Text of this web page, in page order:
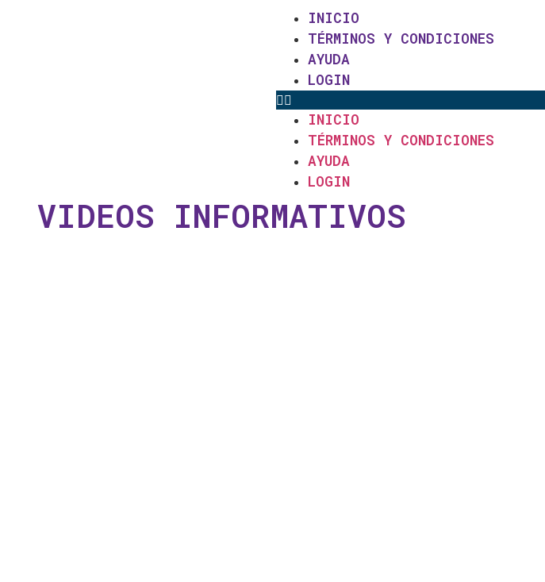
INICIO
TÉRMINOS Y CONDICIONES
AYUDA
LOGIN
INICIO
TÉRMINOS Y CONDICIONES
AYUDA
LOGIN
VIDEOS INFORMATIVOS